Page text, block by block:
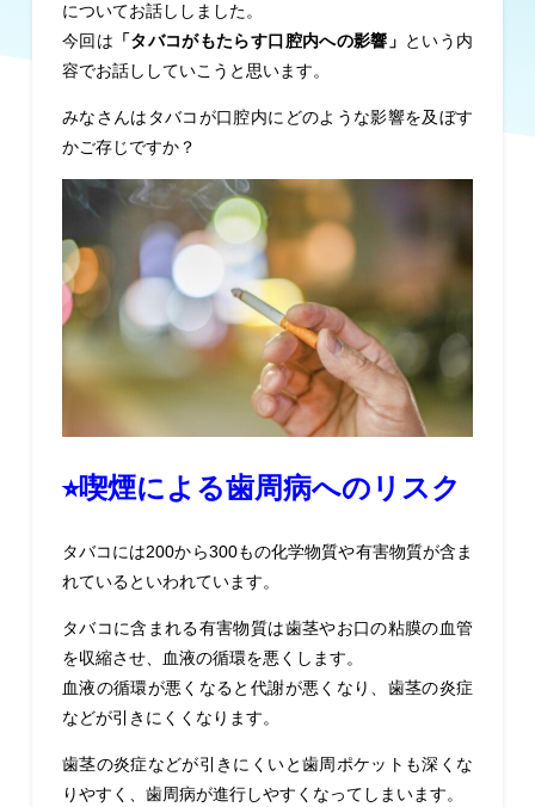
についてお話ししました。
今回は 「タバコがもたらす口腔内への影響」 という内
容でお話ししていこうと思います。
みなさんはタバコが口腔内にどのような影響を及ぼす
かご存じですか？
⭐︎喫煙による歯周病へのリスク
タバコには200から300もの化学物質や有害物質が含ま
れているといわれています。
タバコに含まれる有害物質は歯茎やお口の粘膜の血管
を収縮させ、血液の循環を悪くします。
血液の循環が悪くなると代謝が悪くなり、歯茎の炎症
などが引きにくくなります。
歯茎の炎症などが引きにくいと歯周ポケットも深くな
りやすく、歯周病が進行しやすくなってしまいます。